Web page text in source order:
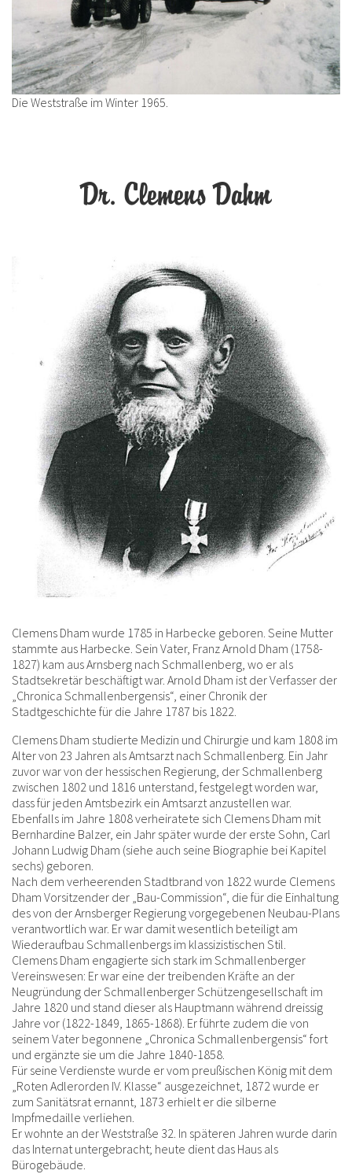
Die Weststraße im Winter 1965.
Dr. Clemens Dahm
Clemens Dham wurde 1785 in Harbecke geboren. Seine Mutter
stammte aus Harbecke. Sein Vater, Franz Arnold Dham (1758-
1827) kam aus Arnsberg nach Schmallenberg, wo er als
Stadtsekretär beschäftigt war. Arnold Dham ist der Verfasser der
„Chronica Schmallenbergensis“, einer Chronik der
Stadtgeschichte für die Jahre 1787 bis 1822.
Clemens Dham studierte Medizin und Chirurgie und kam 1808 im
Alter von 23 Jahren als Amtsarzt nach Schmallenberg. Ein Jahr
zuvor war von der hessischen Regierung, der Schmallenberg
zwischen 1802 und 1816 unterstand, festgelegt worden war,
dass für jeden Amtsbezirk ein Amtsarzt anzustellen war.
Ebenfalls im Jahre 1808 verheiratete sich Clemens Dham mit
Bernhardine Balzer, ein Jahr später wurde der erste Sohn, Carl
Johann Ludwig Dham (siehe auch seine Biographie bei Kapitel
sechs) geboren.
Nach dem verheerenden Stadtbrand von 1822 wurde Clemens
Dham Vorsitzender der „Bau-Commission“, die für die Einhaltung
des von der Arnsberger Regierung vorgegebenen Neubau-Plans
verantwortlich war. Er war damit wesentlich beteiligt am
Wiederaufbau Schmallenbergs im klassizistischen Stil.
Clemens Dham engagierte sich stark im Schmallenberger
Vereinswesen: Er war eine der treibenden Kräfte an der
Neugründung der Schmallenberger Schützengesellschaft im
Jahre 1820 und stand dieser als Hauptmann während dreissig
Jahre vor (1822-1849, 1865-1868). Er führte zudem die von
seinem Vater begonnene „Chronica Schmallenbergensis“ fort
und ergänzte sie um die Jahre 1840-1858.
Für seine Verdienste wurde er vom preußischen König mit dem
„Roten Adlerorden IV. Klasse“ ausgezeichnet, 1872 wurde er
zum Sanitätsrat ernannt, 1873 erhielt er die silberne
Impfmedaille verliehen.
Er wohnte an der Weststraße 32. In späteren Jahren wurde darin
das Internat untergebracht; heute dient das Haus als
Bürogebäude.